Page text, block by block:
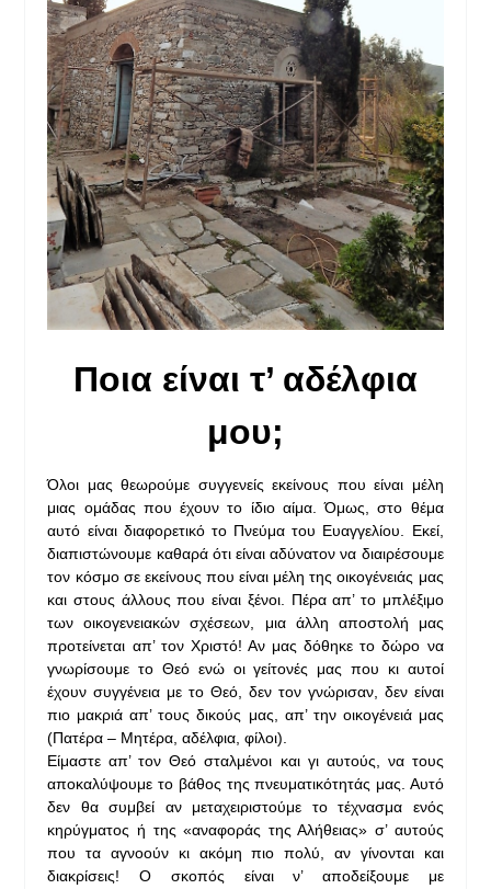
Ποια είναι τ’ αδέλφια
μου;
Όλοι μας θεωρούμε συγγενείς εκείνους που είναι μέλη
μιας ομάδας που έχουν το ίδιο αίμα. Όμως, στο θέμα
αυτό είναι διαφορετικό το Πνεύμα του Ευαγγελίου. Εκεί,
διαπιστώνουμε καθαρά ότι είναι αδύνατον να διαιρέσουμε
τον κόσμο σε εκείνους που είναι μέλη της οικογένειάς μας
και στους άλλους που είναι ξένοι. Πέρα απ’ το μπλέξιμο
των οικογενειακών σχέσεων, μια άλλη αποστολή μας
προτείνεται απ’ τον Χριστό! Αν μας δόθηκε το δώρο να
γνωρίσουμε το Θεό ενώ οι γείτονές μας που κι αυτοί
έχουν συγγένεια με το Θεό, δεν τον γνώρισαν, δεν είναι
πιο μακριά απ’ τους δικούς μας, απ’ την οικογένειά μας
(Πατέρα – Μητέρα, αδέλφια, φίλοι).
Είμαστε απ’ τον Θεό σταλμένοι και γι αυτούς, να τους
αποκαλύψουμε το βάθος της πνευματικότητάς μας. Αυτό
δεν θα συμβεί αν μεταχειριστούμε το τέχνασμα ενός
κηρύγματος ή της «αναφοράς της Αλήθειας» σ’ αυτούς
που τα αγνοούν κι ακόμη πιο πολύ, αν γίνονται και
διακρίσεις! Ο σκοπός είναι ν’ αποδείξουμε με